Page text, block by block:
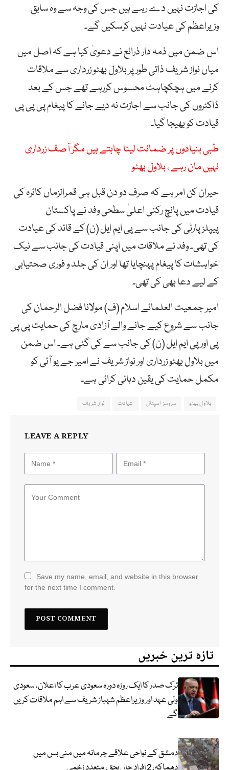
کی اجازت نہیں دے رہے ہیں جس کی وجہ سے وہ سابق
وزیراعظم کی عیادت نہیں کرسکیں گے۔
اس ضمن میں ذمہ دار ذرائع نے دعویٰ کیا ہے کہ اصل میں
میاں نواز شریف ذاتی طور پر بلاول بھٹو زرداری سے ملاقات
کرنے میں ہچکچاہٹ محسوس کررہے تھے جس کے بعد
ڈاکٹروں کی جانب سے اجازت نہ دیے جانے کا پیغام پی پی پی
قیادت کو بھیجا گیا۔
طبی بنیادوں پر ضمانت لینا چاہتے ہیں مگر آصف زرداری
نہیں مان رہے ، بلاول بھٹو
حیران کن امر ہے کہ صرف دو دن قبل ہی قمرالزماں کائرہ کی
قیادت میں پانچ رکنی اعلیٰ سطحی وفد نے پاکستان
پیپلزپارٹی کی جانب سے پی ایم ایل (ن) کے قائد کی عیادت
کی تھی۔ وفد نے ملاقات میں اپنی قیادت کی جانب سے نیک
خواہشات کا پیغام پہنچایا تھا اور ان کی جلد و فوری صحتیابی
کے لیے دعا بھی کی تھی۔
امیر جمعیت العلمائے اسلام (ف) مولانا فضل الرحمان کی
جانب سے شروع کیے جانے والے آزادی مارچ کی حمایت پی پی
پی اورپی ایم ایل (ن) کی جانب سے کی گئی ہے۔ اس ضمن
میں بلاول بھٹو زرداری اور نواز شریف نے امیر جے یو آئی کو
مکمل حمایت کی یقین دہانی کرائی ہے۔
بلاول بھٹو سروسز اسپتال عیادت نواز شریف
LEAVE A REPLY
Save my name, email, and website in this browser
for the next time I comment.
تازہ ترین خبریں
ترک صدر کا ایک روزہ دورہ سعودی عرب کا اعلان، سعودی
ولی عہد اور وزیراعظم شہباز شریف سے اہم ملاقات کریں
گے
دمشق کے نواحی علاقے جرمانہ میں منی بس میں